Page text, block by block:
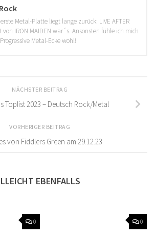
Metal-Platte liegt lange zurück: LIVE AFTER
von IRON MAIDEN war´s. Ansonsten fühle ich mich
Metal-Ecke wohl!
NÄCHSTER BEITRAG
Toplist 2023 – Deutsch Rock/Metal
VORHERIGER BEITRAG
von Fiddlers Green am 29.12.23
EBENFALLS
0 0